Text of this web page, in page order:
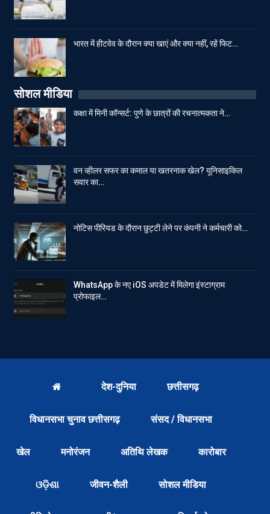
भारत में हीटवेव के दौरान क्या खाएं और क्या नहीं, रहें फिट…
सोशल मीडिया
कक्षा में मिनी कॉन्सर्ट: पुणे के छात्रों की रचनात्मकता ने…
वन व्हीलर सफर का कमाल या खतरनाक खेल? यूनिसाइकिल
सवार का…
नोटिस पीरियड के दौरान छुट्टी लेने पर कंपनी ने कर्मचारी को…
WhatsApp के नए iOS अपडेट में मिलेगा इंस्टाग्राम
प्रोफाइल…
देश-दुनिया छत्तीसगढ़
विधानसभा चुनाव छत्तीसगढ़ संसद / विधानसभा
खेल मनोरंजन अतिथि लेखक कारोबार
ଓଡ଼ିଶା जीवन-शैली सोशल मीडिया